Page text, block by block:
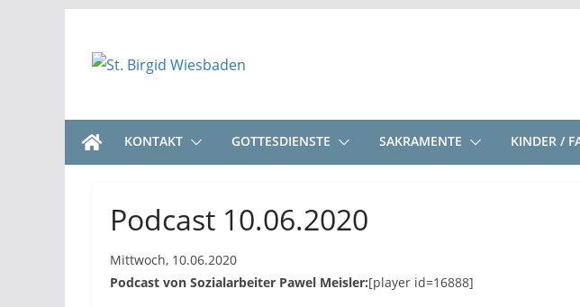
springen
KONTAKT GOTTESDIENSTE SAKRAMENTE KINDER /
Podcast 10.06.2020
Mittwoch, 10.06.2020
Podcast von Sozialarbeiter Pawel Meisler:[player id=16888]